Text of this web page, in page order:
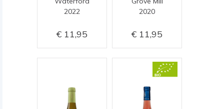
2022
11,95
2020
11,95